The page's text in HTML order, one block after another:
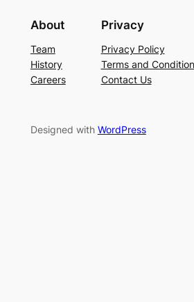
About
Team
History
Careers
Privacy
Privacy Policy
Terms and
Contact Us
Designed with WordPress